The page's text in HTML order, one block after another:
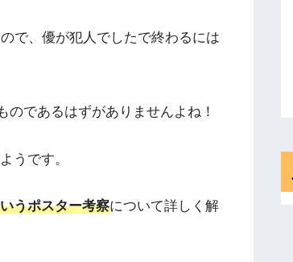
で、優が犯人でしたで終わるには
であるはずがありませんよね！
うです。
うポスター考察について詳しく解